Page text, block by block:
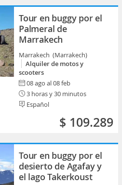
Tour en buggy por el
Palmeral de
Marrakech
Marrakech (Marrakech)
Alquiler de motos y
scooters
08 ago al 08 feb
3 horas y 30 minutos
Español
$ 109.289
Tour en buggy por el
desierto de Agafay y
el lago Takerkoust